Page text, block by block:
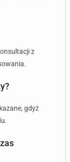
z
gdyż